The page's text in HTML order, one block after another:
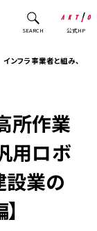
SEARCH 公式HP
インフラ事業者と組み、高所作業ロボを開発。目指すは、汎用ロボのプラットフォーマー【建設業の未来...
所作業
用ロボ
設業の